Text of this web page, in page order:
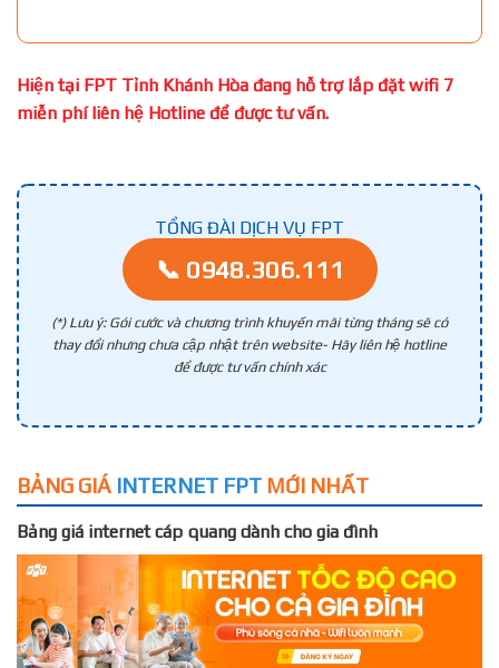
Hiện tại FPT Tỉnh Khánh Hòa đang hỗ trợ lắp đặt wifi 7
miễn phí liên hệ Hotline để được tư vấn.
TỔNG ĐÀI DỊCH VỤ FPT
📞 0948.306.111
(*) Lưu ý: Gói cước và chương trình khuyến mãi từng tháng sẽ có
thay đổi nhưng chưa cập nhật trên website- Hãy liên hệ hotline
để được tư vấn chính xác
BẢNG GIÁ INTERNET FPT MỚI NHẤT
Bảng giá internet cáp quang dành cho gia đình